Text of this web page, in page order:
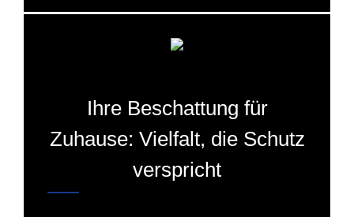
Ihre Beschattung für
Zuhause: Vielfalt, die Schutz
verspricht